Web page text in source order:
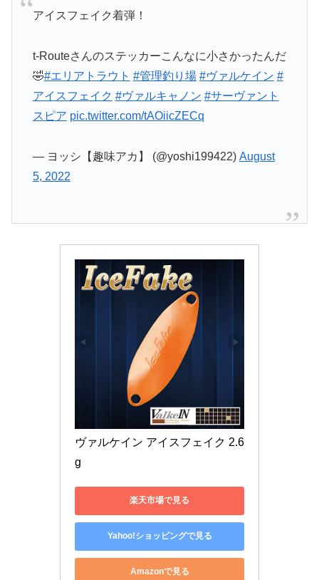
アイスフェイク着弾！
t-Routeさんのステッカーこんなに小さかったんだ
🤣#エリアトラウト #管理釣り場 #ヴァルケイン #
アイスフェイク #ヴァルキャノン #サーヴァント
スピア pic.twitter.com/tAOiicZECq
— ヨッシ【趣味アカ】 (@yoshi199422) August
5, 2022
ヴァルケイン アイスフェイク 2.6
g
楽天市場で見る
Yahoo!ショッピングで見る
Amazonで見る